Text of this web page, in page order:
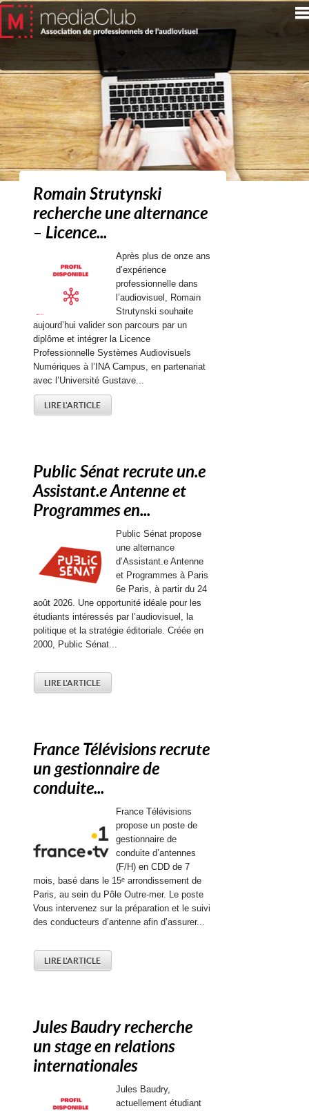
Romain Strutynski
recherche une alternance
– Licence...
Après plus de onze ans
d’expérience
professionnelle dans
l’audiovisuel, Romain
Strutynski souhaite
aujourd’hui valider son parcours par un
diplôme et intégrer la Licence
Professionnelle Systèmes Audiovisuels
Numériques à l’INA Campus, en partenariat
avec l’Université Gustave...
LIRE L'ARTICLE
Public Sénat recrute un.e
Assistant.e Antenne et
Programmes en...
Public Sénat propose
une alternance
d’Assistant.e Antenne
et Programmes à Paris
6e Paris, à partir du 24
août 2026. Une opportunité idéale pour les
étudiants intéressés par l’audiovisuel, la
politique et la stratégie éditoriale. Créée en
2000, Public Sénat...
LIRE L'ARTICLE
France Télévisions recrute
un gestionnaire de
conduite...
France Télévisions
propose un poste de
gestionnaire de
conduite d’antennes
(F/H) en CDD de 7
mois, basé dans le 15ᵉ arrondissement de
Paris, au sein du Pôle Outre-mer. Le poste
Vous intervenez sur la préparation et le suivi
des conducteurs d’antenne afin d’assurer...
LIRE L'ARTICLE
Jules Baudry recherche
un stage en relations
internationales
Jules Baudry,
actuellement étudiant